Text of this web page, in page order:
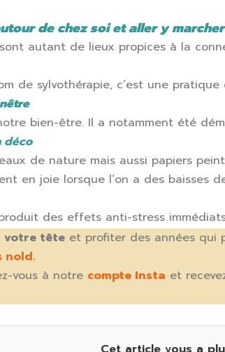
de chez soi et aller y marcher
autant de lieux propices à la
de sylvothérapie, c’est une
bien-être. Il a notamment été
déco
de nature mais aussi papiers
en joie lorsque l’on a des baisses
des effets anti-stress
votre tête et profiter des années qui
nold.
vous à notre compte Insta et